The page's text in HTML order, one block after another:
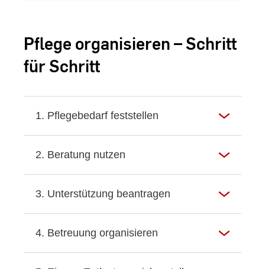
Pflege organisieren – Schritt
für Schritt
1. Pflegebedarf feststellen
2. Beratung nutzen
3. Unterstützung beantragen
4. Betreuung organisieren